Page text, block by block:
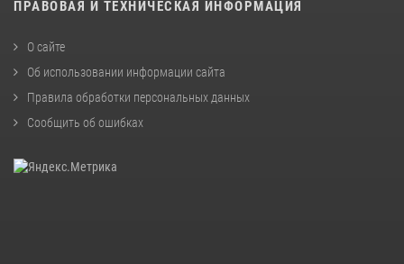
ПРАВОВАЯ И ТЕХНИЧЕСКАЯ ИНФОРМАЦИЯ
О сайте
Об использовании информации сайта
Правила обработки персональных данных
Сообщить об ошибках